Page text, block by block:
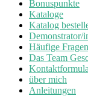
Bonuspunkte
Kataloge
Katalog
Demonstrator/
Häufige
Das Team
über mich
Anleitungen